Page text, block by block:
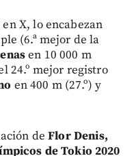
X, lo encabezan
(6.ª mejor de la
en 10 000 m
24.º mejor registro
en 400 m (27.º) y
de Flor Denis,
de Tokio 2020